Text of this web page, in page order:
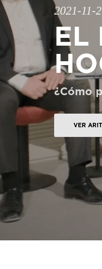
PROFESIONALES
Pedir un HomeKit
Contacte con nosotros
Pedir una
Newsletter Registráte
2021-11-
EL
¿Cómo
VER